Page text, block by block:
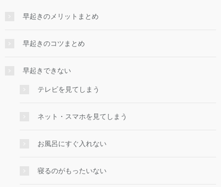
早起きのメリットまとめ
早起きのコツまとめ
早起きできない
テレビを見てしまう
ネット・スマホを見てしまう
お風呂にすぐ入れない
寝るのがもったいない